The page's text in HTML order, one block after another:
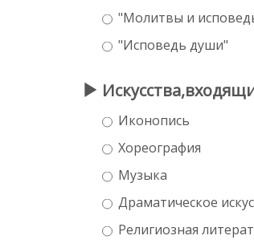
"Молитвы и
"Исповедь души"
Иконопись
Хореография
Музыка
Драматическое
Религиозная